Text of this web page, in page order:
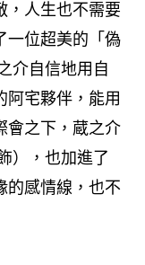
，人生也不需要
位超美的「偽
介自信地用自
阿宅夥伴，能用
會之下，蔵之介
），也加進了
的感情線，也不